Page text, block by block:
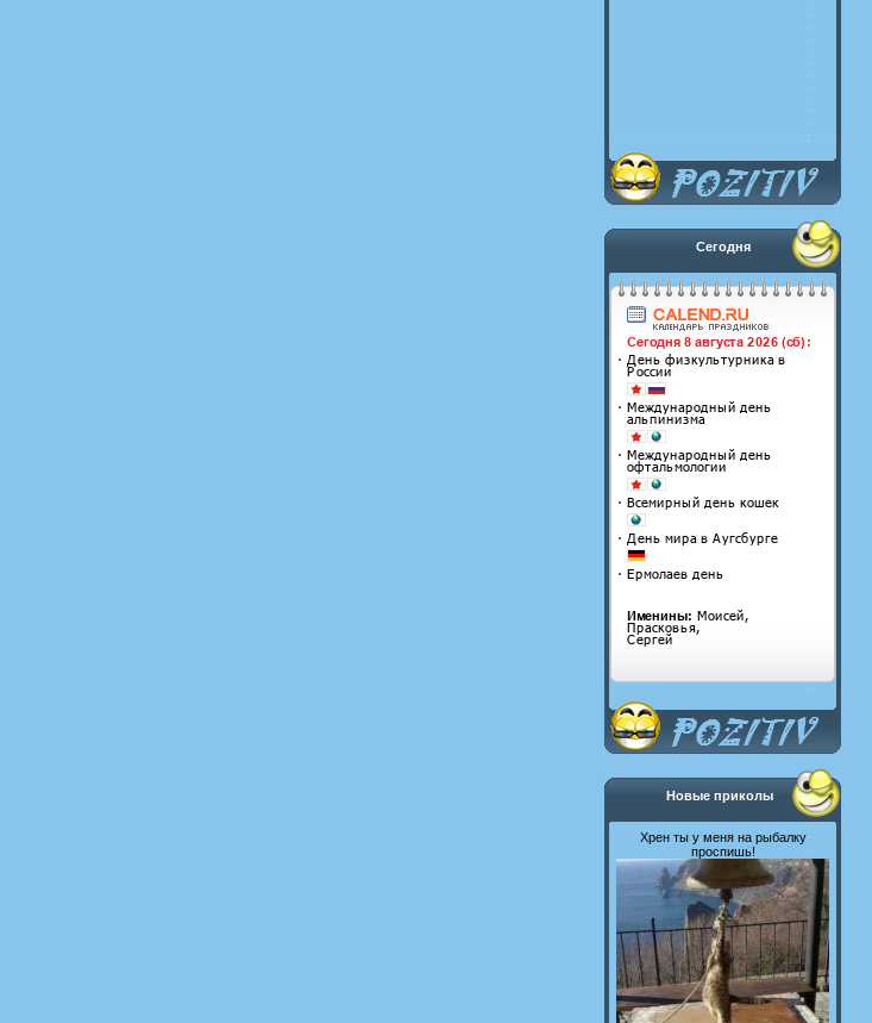
Сегодня
Новые приколы
Хрен ты у меня на рыбалку
проспишь!